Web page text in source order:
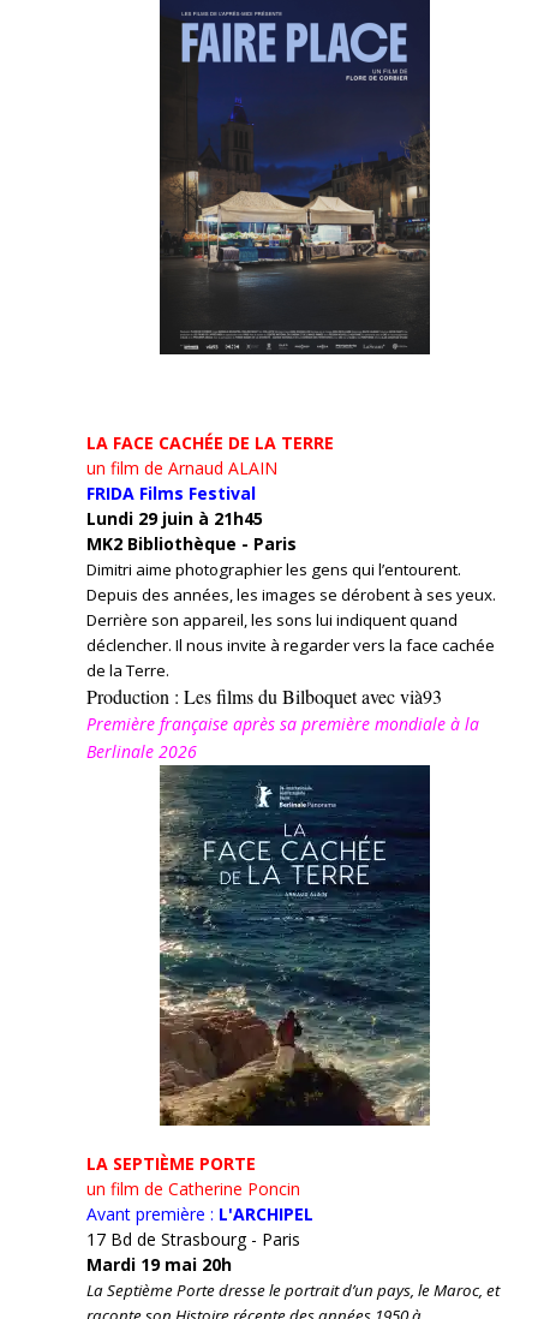
LA FACE CACHÉE DE LA TERRE
un film de Arnaud ALAIN
FRIDA Films Festival
Lundi 29 juin à 21h45
MK2 Bibliothèque - Paris
Dimitri aime photographier les gens qui l’entourent.
Depuis des années, les images se dérobent à ses yeux.
Derrière son appareil, les sons lui indiquent quand
déclencher. Il nous invite à regarder vers la face cachée
de la Terre.
Production : Les films du Bilboquet avec vià93
Première française après sa première mondiale à la
Berlinale 2026
LA SEPTIÈME PORTE
un film de Catherine Poncin
Avant première : L'ARCHIPEL
17 Bd de Strasbourg - Paris
Mardi 19 mai 20h
La Septième Porte dresse le portrait d’un pays, le Maroc, et